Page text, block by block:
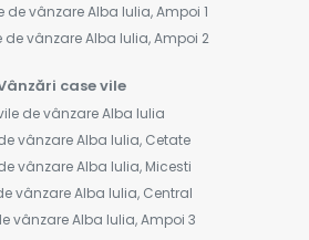
vânzare Alba Iulia, Ampoi 1
vânzare Alba Iulia, Ampoi 2
case vile
de vânzare Alba Iulia
vânzare Alba Iulia, Cetate
vânzare Alba Iulia, Micesti
vânzare Alba Iulia, Central
vânzare Alba Iulia, Ampoi 3